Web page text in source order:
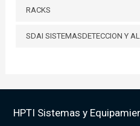
RACKS
SDAI SISTEMASDETECCION Y
HPTI Sistemas y